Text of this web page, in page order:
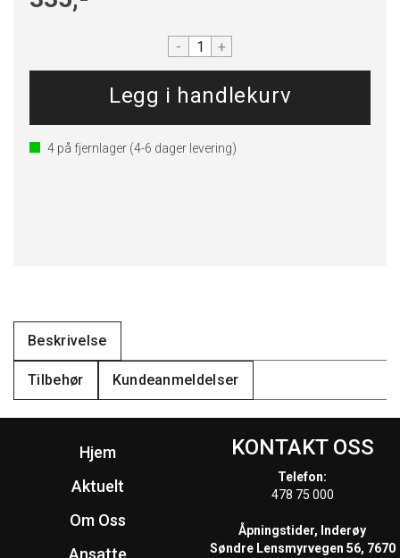
- +
4 på fjernlager (4-6 dager levering)
Beskrivelse
Tilbehør Kundeanmeldelser
Hjem
Aktuelt
Om Oss
Ansatte
KONTAKT OSS
Telefon:
478 75 000
Åpningstider, Inderøy
Søndre Lensmyrvegen 56, 7670